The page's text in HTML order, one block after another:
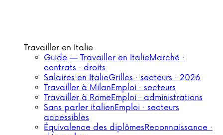
Travailler en Italie
Guide — Travailler en ItalieMarché ·
contrats · droits
Salaires en ItalieGrilles · secteurs · 2026
Travailler à MilanEmploi · secteurs
Travailler à RomeEmploi · administrations
Sans parler italienEmploi · secteurs
accessibles
Équivalence des diplômesReconnaissance ·